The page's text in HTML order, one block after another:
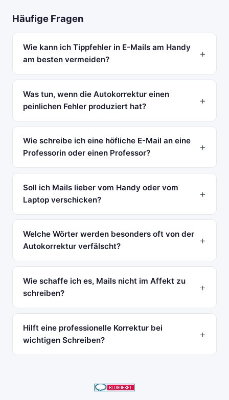
Häufige Fragen
Wie kann ich Tippfehler in E-Mails am Handy
am besten vermeiden?
Was tun, wenn die Autokorrektur einen
peinlichen Fehler produziert hat?
Wie schreibe ich eine höfliche E-Mail an eine
Professorin oder einen Professor?
Soll ich Mails lieber vom Handy oder vom
Laptop verschicken?
Welche Wörter werden besonders oft von der
Autokorrektur verfälscht?
Wie schaffe ich es, Mails nicht im Affekt zu
schreiben?
Hilft eine professionelle Korrektur bei
wichtigen Schreiben?